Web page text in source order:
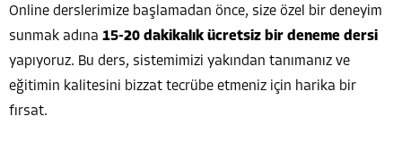
Online derslerimize başlamadan önce, size özel bir deneyim
sunmak adına 15-20 dakikalık ücretsiz bir deneme dersi
yapıyoruz. Bu ders, sistemimizi yakından tanımanız ve
eğitimin kalitesini bizzat tecrübe etmeniz için harika bir
fırsat.